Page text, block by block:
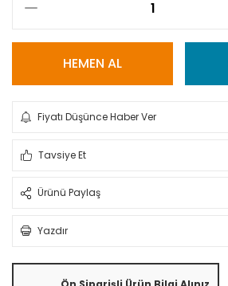
HEMEN AL
Fiyatı Düşünce Haber Ver
Tavsiye Et
Ürünü Paylaş
Yazdır